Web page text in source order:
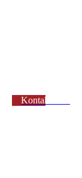
Kontaktieren